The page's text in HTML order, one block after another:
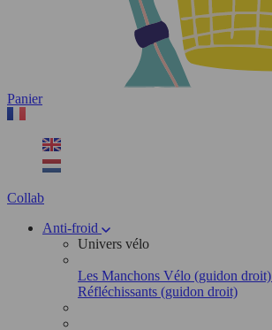
Panier
Collab
Anti-froid
Univers vélo
Les Manchons Vélo (guidon droit)
Réfléchissants (guidon droit)